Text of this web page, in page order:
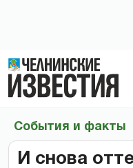
События и факты
И снова